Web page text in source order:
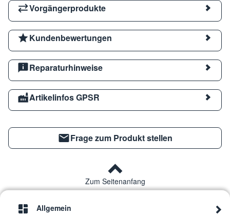
Vorgängerprodukte
Kundenbewertungen
Reparaturhinweise
Artikelinfos GPSR
Frage zum Produkt stellen
Zum Seitenanfang
Allgemein